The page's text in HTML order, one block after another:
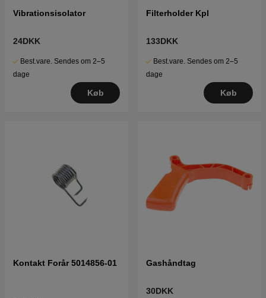
Vibrationsisolator
24DKK
Best.vare. Sendes om 2–5
dage
Køb
Filterholder Kpl
133DKK
Best.vare. Sendes om 2–5
dage
Køb
Kontakt Forår 5014856-01 Gashåndtag
30DKK